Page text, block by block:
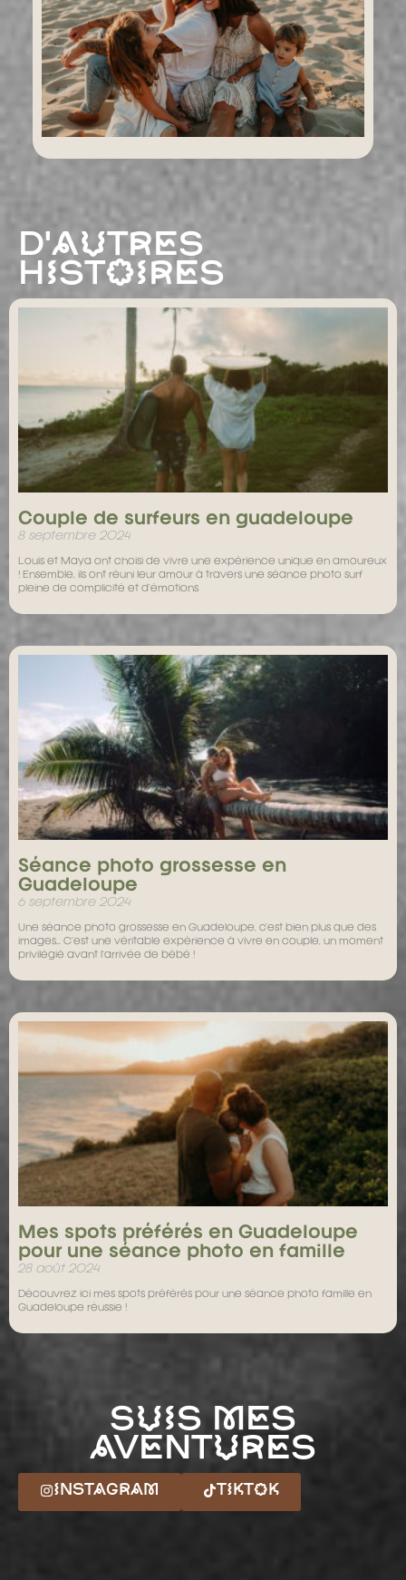
D'AUTRES
HISTOIRES
Couple de surfeurs en guadeloupe
8 septembre 2024
Louis et Maya ont choisi de vivre une expérience unique en amoureux
! Ensemble, ils ont réuni leur amour à travers une séance photo surf
pleine de complicité et d’émotions
Séance photo grossesse en
Guadeloupe
6 septembre 2024
Une séance photo grossesse en Guadeloupe, c’est bien plus que des
images… C’est une véritable expérience à vivre en couple, un moment
privilégié avant l’arrivée de bébé !
Mes spots préférés en Guadeloupe
pour une séance photo en famille
28 août 2024
Découvrez ici mes spots préférés pour une séance photo famille en
Guadeloupe réussie !
Suis mes
aventures
INSTAGRAM TIKTOK